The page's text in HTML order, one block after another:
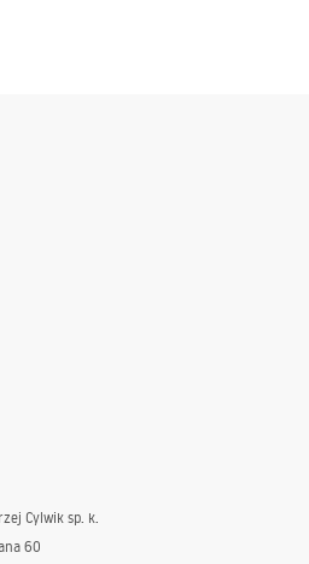
Cylwik sp. k.
60